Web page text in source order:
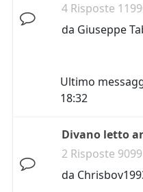
4 Risposte
da Giuseppe
Ultimo
18:32
Divano letto
2 Risposte
da